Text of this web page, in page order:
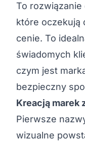
To rozwiązanie
które oczekują
cenie. To
świadomych
czym jest
bezpieczny
Kreacją marek
Pierwsze
wizualne